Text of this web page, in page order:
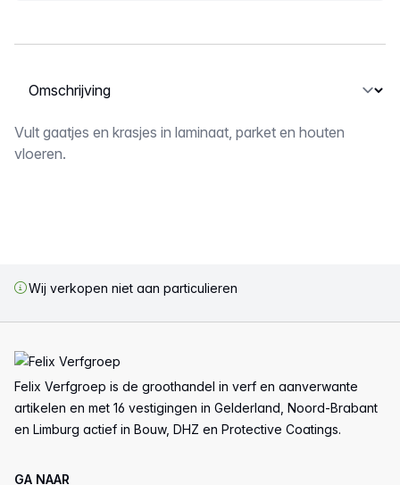
Selecteer een tabblad
Omschrijving
Vult gaatjes en krasjes in laminaat, parket en houten
vloeren.
Wij verkopen niet aan particulieren
Felix Verfgroep is de groothandel in verf en aanverwante
artikelen en met 16 vestigingen in Gelderland, Noord-Brabant
en Limburg actief in Bouw, DHZ en Protective Coatings.
GA NAAR